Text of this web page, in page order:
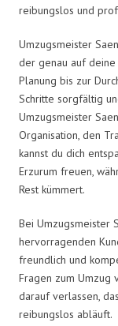
reibungslos und
Umzugsmeister
der genau auf deine
Planung bis zur
Schritte sorgfältig
Umzugsmeister
Organisation, den
kannst du dich
Erzurum freuen,
Rest kümmert.
Bei Umzugsmeister
hervorragenden
freundlich und
Fragen zum Umzug
darauf verlassen,
reibungslos abläuft.